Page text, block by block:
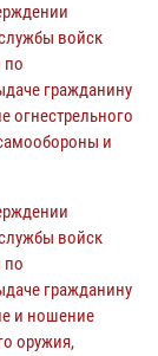
войск
по
гражданину
огнестрельного
и
войск
по
гражданину
и ношение
оружия,